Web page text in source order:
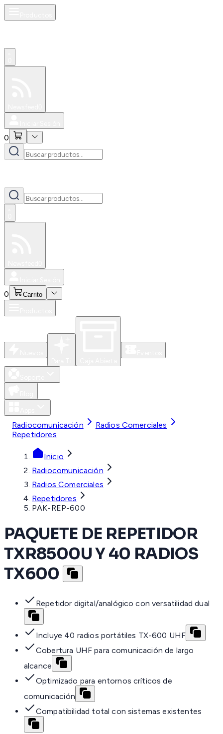
0
0 Carrito
Radiocomunicación
Radios Comerciales
Repetidores
Inicio
Radiocomunicación
Radios Comerciales
Repetidores
PAK-REP-600
PAQUETE DE REPETIDOR
TXR8500U Y 40 RADIOS
TX600
Repetidor digital/analógico con versatilidad dual
Incluye 40 radios portátiles TX-600 UHF
Cobertura UHF para comunicación de largo
alcance
Optimizado para entornos críticos de
comunicación
Compatibilidad total con sistemas existentes